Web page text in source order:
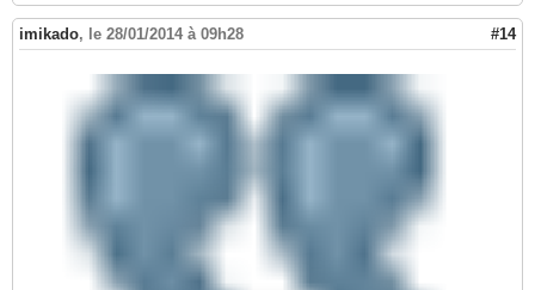
imikado, le 28/01/2014 à 09h28 #14